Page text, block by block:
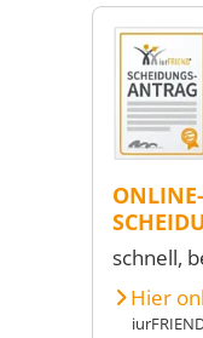
ONLINE-
schnell,
Hier